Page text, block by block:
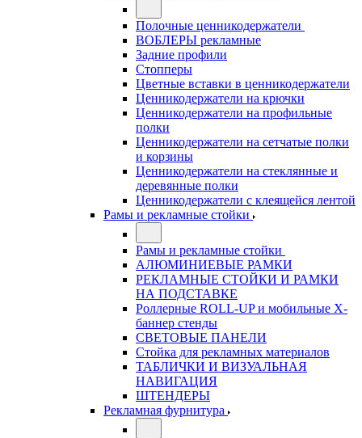
Полочные ценникодержатели
ВОБЛЕРЫ рекламные
Задние профили
Стопперы
Цветные вставки в ценникодержатели
Ценникодержатели на крючки
Ценникодержатели на профильные
полки
Ценникодержатели на сетчатые полки
и корзины
Ценникодержатели на стеклянные и
деревянные полки
Ценникодержатели с клеящейся лентой
Рамы и рекламные стойки
Рамы и рекламные стойки
АЛЮМИНИЕВЫЕ РАМКИ
РЕКЛАМНЫЕ СТОЙКИ И РАМКИ
НА ПОДСТАВКЕ
Роллерные ROLL-UP и мобильные X-
баннер стенды
СВЕТОВЫЕ ПАНЕЛИ
Стойка для рекламных материалов
ТАБЛИЧКИ И ВИЗУАЛЬНАЯ
НАВИГАЦИЯ
ШТЕНДЕРЫ
Рекламная фурнитура